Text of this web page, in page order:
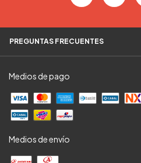
PREGUNTAS FRECUENTES
Medios de pago
Medios de envío